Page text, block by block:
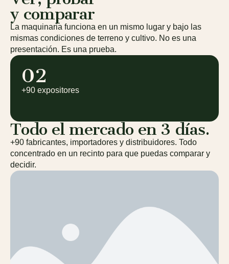
y comparar
La maquinaria funciona en un mismo lugar y bajo las
mismas condiciones de terreno y cultivo. No es una
presentación. Es una prueba.
02
+90 expositores
Todo el mercado en 3 días.
+90 fabricantes, importadores y distribuidores. Todo
concentrado en un recinto para que puedas comparar y
decidir.